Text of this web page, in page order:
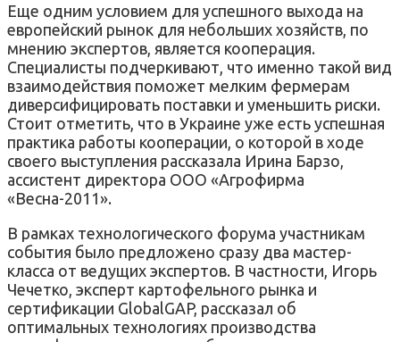
Еще одним условием для успешного выхода на
европейский рынок для небольших хозяйств, по
мнению экспертов, является кооперация.
Специалисты подчеркивают, что именно такой вид
взаимодействия поможет мелким фермерам
диверсифицировать поставки и уменьшить риски.
Стоит отметить, что в Украине уже есть успешная
практика работы кооперации, о которой в ходе
своего выступления рассказала Ирина Барзо,
ассистент директора ООО «Агрофирма
«Весна-2011».
В рамках технологического форума участникам
события было предложено сразу два мастер-
класса от ведущих экспертов. В частности, Игорь
Чечетко, эксперт картофельного рынка и
сертификации GlobalGAP, рассказал об
оптимальных технологиях производства